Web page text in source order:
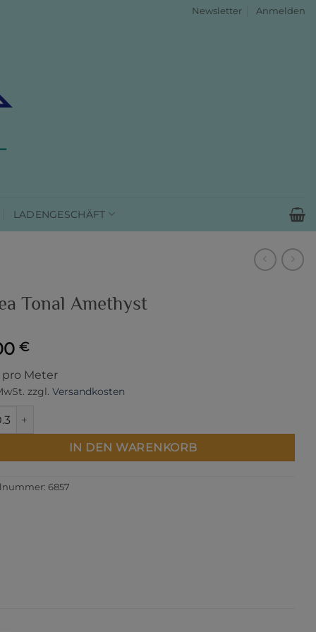
Newsletter Anmelden
LADENGESCHÄFT
Tonal Amethyst
€
pro Meter
zzgl. Versandkosten
Tonal Amethyst Menge
IN DEN WARENKORB
6857